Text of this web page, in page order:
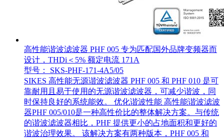
高性能谐波滤波器 PHF 005 专为匹配国外品牌变频器而
设计，THDi＜5% 额定电流 171A
型号： SKS-PHF-171-4A5/05
SIKES 高性能无源谐波滤波器 PHF 005 和 PHF 010 是可
靠耐用且易于使用的无源谐波滤波器，可减少谐波，同
时保持良好的系统能效。 优化谐波性能 高性能谐波滤波
器PHF 005/010是一种高性价比的整体解决方案。与传统
的谐波滤波器相比，PHF 提供更小的占地面积和更好的
谐波治理效果。 该解决方案有两种版本，PHF 005 和